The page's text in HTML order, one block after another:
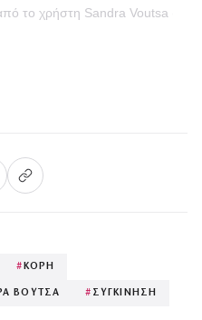
από το χρήστη Sandra Voutsa
# ΚΟΡΗ
ΒΟΥΤΣΑ # ΣΥΓΚΙΝΗΣΗ